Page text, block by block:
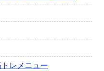
レメニュー